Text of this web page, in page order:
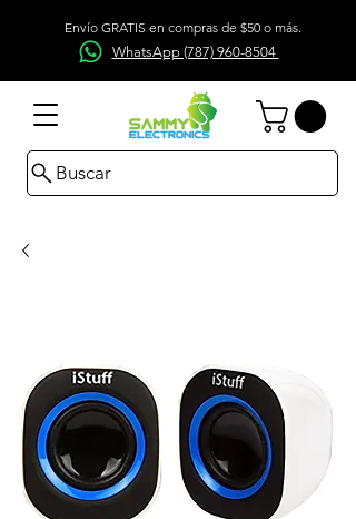
Envío GRATIS en compras de $50 o más.
WhatsApp (787) 960-8504
Buscar